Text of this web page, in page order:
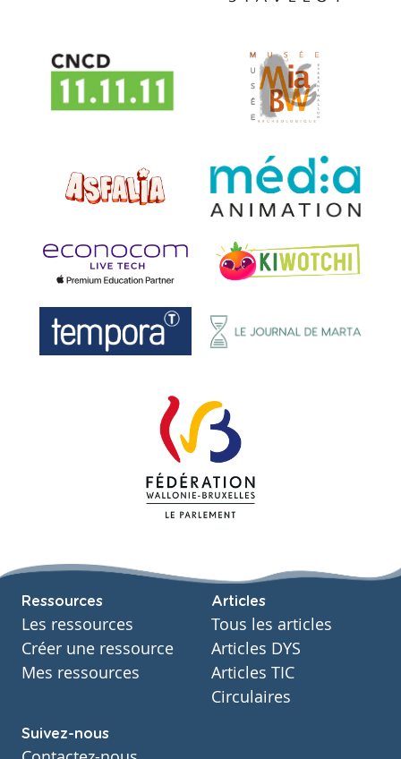
Ressources
Les ressources
Créer une ressource
Mes ressources
Articles
Tous les articles
Articles DYS
Articles TIC
Circulaires
Suivez-nous